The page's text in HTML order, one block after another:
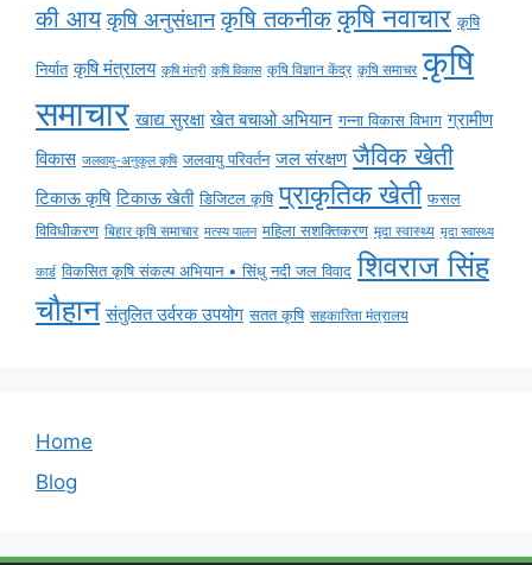
की आय कृषि अनुसंधान कृषि तकनीक कृषि नवाचार कृषि
निर्यात कृषि मंत्रालय कृषि मंत्री कृषि विकास कृषि विज्ञान केंद्र कृषि समाचर कृषि
समाचार खाद्य सुरक्षा खेत बचाओ अभियान गन्ना विकास विभाग ग्रामीण
विकास जलवायु-अनुकूल कृषि जलवायु परिवर्तन जल संरक्षण जैविक खेती
टिकाऊ कृषि टिकाऊ खेती डिजिटल कृषि प्राकृतिक खेती फसल
विविधीकरण बिहार कृषि समाचार मत्स्य पालन महिला सशक्तिकरण मृदा स्वास्थ्य मृदा स्वास्थ्य
कार्ड विकसित कृषि संकल्प अभियान • सिंधु नदी जल विवाद शिवराज सिंह
चौहान संतुलित उर्वरक उपयोग सतत कृषि सहकारिता मंत्रालय
Home
Blog